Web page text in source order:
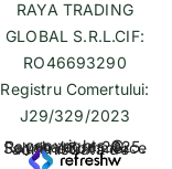
RAYA TRADING
GLOBAL S.R.L.CIF:
RO46693290
Registru Comertului:
J29/329/2023
copyrights © Rayahalal.ro 2025. Soluție eCommerce administrată de